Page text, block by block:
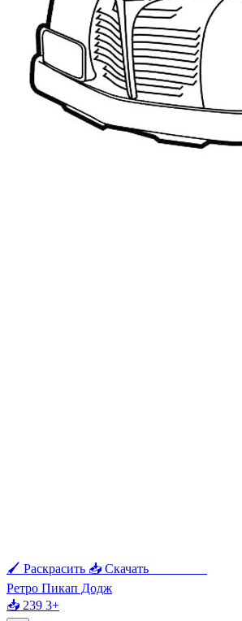
🖌 Раскрасить 📥 Скачать
Ретро Пикап Додж
📥 239 3+